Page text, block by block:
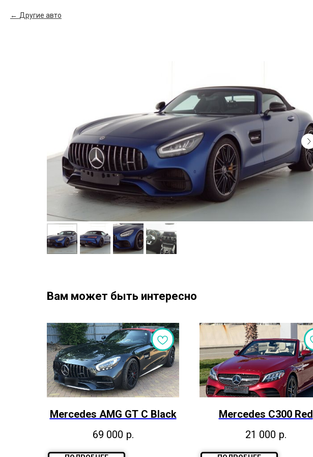
Другие авто
Вам может быть интересно
Mercedes AMG GT С Black
69 000 р.
Mercedes С300 Red
21 000 р.